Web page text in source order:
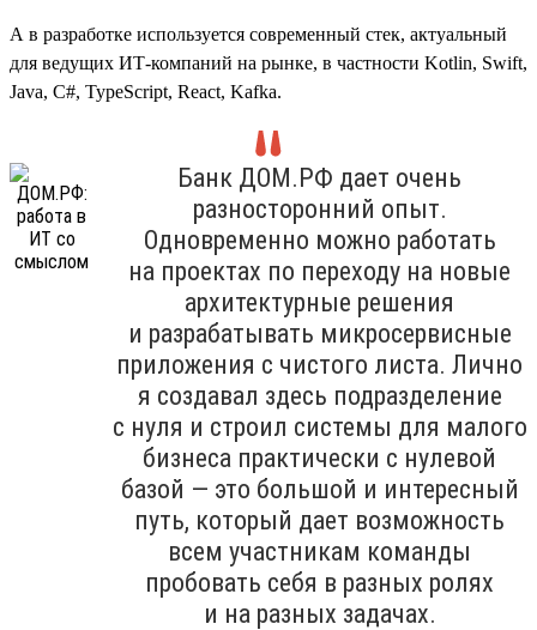
А в разработке используется современный стек, актуальный
для ведущих ИТ-компаний на рынке, в частности Kotlin, Swift,
Java, C#, TypeScript, React, Kafka.
Банк ДОМ.РФ дает очень
разносторонний опыт.
Одновременно можно работать
на проектах по переходу на новые
архитектурные решения
и разрабатывать микросервисные
приложения с чистого листа. Лично
я создавал здесь подразделение
с нуля и строил системы для малого
бизнеса практически с нулевой
базой — это большой и интересный
путь, который дает возможность
всем участникам команды
пробовать себя в разных ролях
и на разных задачах.